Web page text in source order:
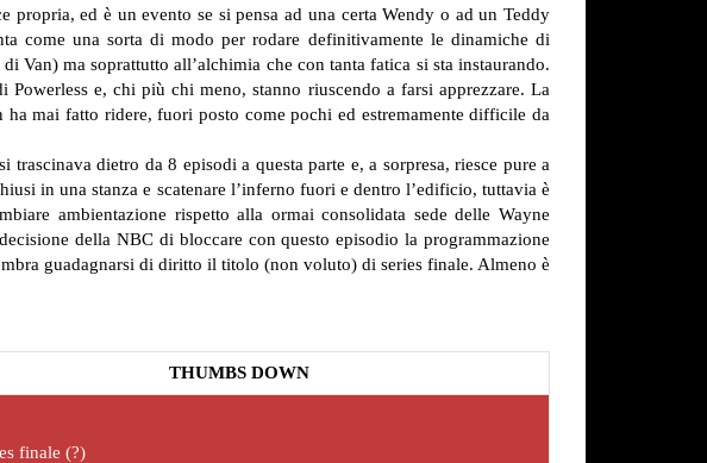
ed è un evento se si pensa ad una certa Wendy o ad un Teddy
come una sorta di modo per rodare definitivamente le dinamiche di
Van) ma soprattutto all’alchimia che con tanta fatica si sta instaurando.
e, chi più chi meno, stanno riuscendo a farsi apprezzare. La
mai fatto ridere, fuori posto come pochi ed estremamente difficile da
dietro da 8 episodi a questa parte e, a sorpresa, riesce pure a
in una stanza e scatenare l’inferno fuori e dentro l’edificio, tuttavia è
ambientazione rispetto alla ormai consolidata sede delle Wayne
della NBC di bloccare con questo episodio la programmazione
guadagnarsi di diritto il titolo (non voluto) di series finale. Almeno è
THUMBS DOWN
finale (?)